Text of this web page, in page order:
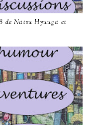
de Natsu Hyuuga et